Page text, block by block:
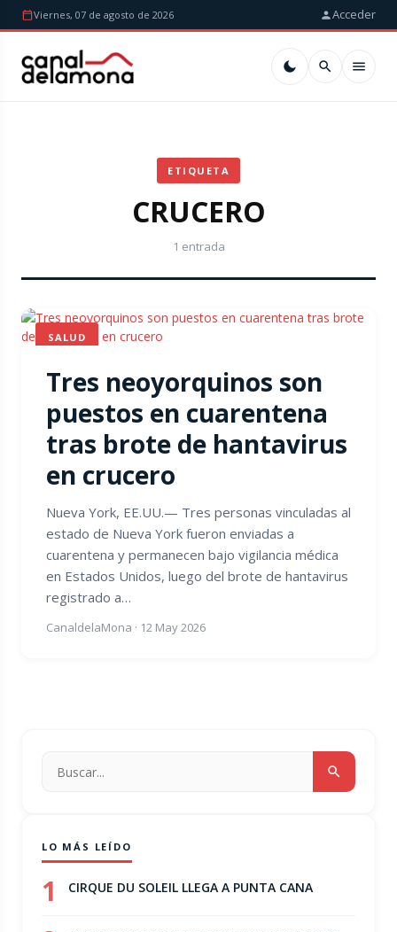
Viernes, 07 de agosto de 2026 Acceder
ETIQUETA
CRUCERO
1 entrada
SALUD
Tres neoyorquinos son
puestos en cuarentena
tras brote de hantavirus
en crucero
Nueva York, EE.UU.— Tres personas vinculadas al
estado de Nueva York fueron enviadas a
cuarentena y permanecen bajo vigilancia médica
en Estados Unidos, luego del brote de hantavirus
registrado a…
CanaldelaMona · 12 May 2026
LO MÁS LEÍDO
1 CIRQUE DU SOLEIL LLEGA A PUNTA CANA